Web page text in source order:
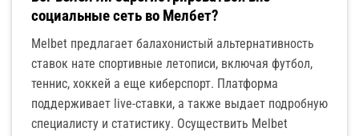
социальные сеть во Мелбет?
Melbet предлагает балахонистый альтернативность
ставок нате спортивные летописи, включая футбол,
теннис, хоккей а еще киберспорт. Платформа
поддерживает live-ставки, а также выдает подробную
специалисту и статистику. Осуществить Melbet